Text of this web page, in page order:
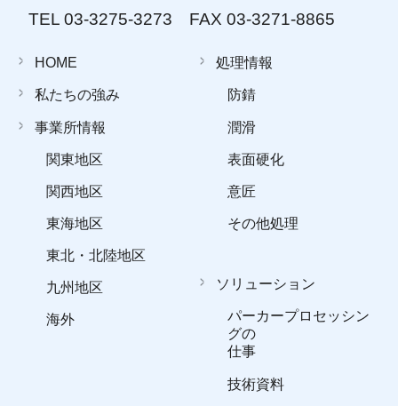
TEL 03-3275-3273 FAX 03-3271-8865
HOME
私たちの強み
事業所情報
関東地区
関西地区
東海地区
東北・北陸地区
九州地区
海外
処理情報
防錆
潤滑
表面硬化
意匠
その他処理
ソリューション
パーカープロセッシン
グの
仕事
技術資料